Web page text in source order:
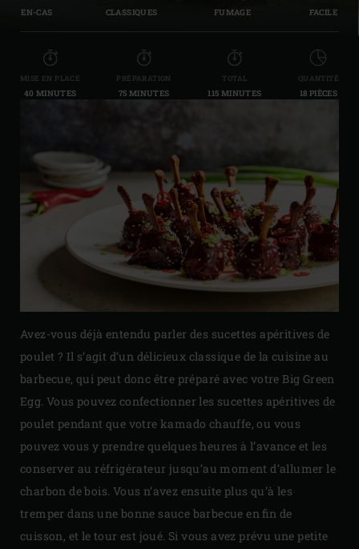
EN-CAS CLASSIQUES FUMAGE FACILE
MISE EN PLACE
40 MINUTES
PRÉPARATION
75 MINUTES
TOTAL
115 MINUTES
QUANTITÉ
18 PIÈCES
Avez-vous déjà entendu parler des sucettes apéritives de
poulet ? Il s’agit d’un délicieux classique de la cuisine au
barbecue, qui peut donc être préparé avec votre Big Green
Egg. Vous pouvez confectionner les sucettes apéritives de
poulet pendant que votre kamado chauffe, ou vous
pouvez vous y prendre quelques heures à l’avance et les
conserver au réfrigérateur jusqu’au moment d’allumer le
charbon de bois. Vous n’avez ensuite plus qu’à les
tremper dans une bonne sauce barbecue en fin de
cuisson, et le tour est joué. Si vous avez prévu une petite